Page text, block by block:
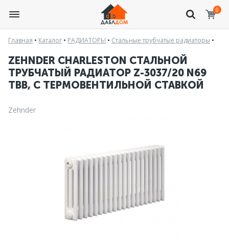
0
Главная • Каталог • РАДИАТОРЫ • Стальные трубчатые радиаторы •
ZEHNDER CHARLESTON СТАЛЬНОЙ
ТРУБЧАТЫЙ РАДИАТОР Z-3037/20 N69
ТВВ, С ТЕРМОВЕНТИЛЬНОЙ СТАВКОЙ
Zehnder